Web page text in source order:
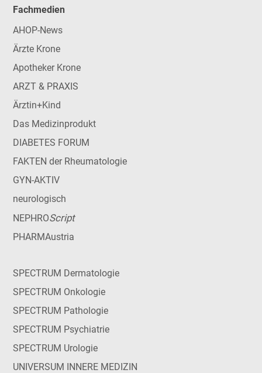
Fachmedien
AHOP-News
Ärzte Krone
Apotheker Krone
ARZT & PRAXIS
Ärztin+Kind
Das Medizinprodukt
DIABETES FORUM
FAKTEN der Rheumatologie
GYN-AKTIV
neurologisch
NEPHROScript
PHARMAustria
SPECTRUM Dermatologie
SPECTRUM Onkologie
SPECTRUM Pathologie
SPECTRUM Psychiatrie
SPECTRUM Urologie
UNIVERSUM INNERE MEDIZIN